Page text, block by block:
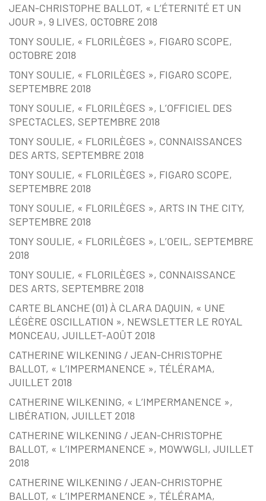
JEAN-CHRISTOPHE BALLOT, « L’ÉTERNITÉ ET UN
JOUR », 9 LIVES, OCTOBRE 2018
TONY SOULIE, « FLORILÈGES », FIGARO SCOPE,
OCTOBRE 2018
TONY SOULIE, « FLORILÈGES », FIGARO SCOPE,
SEPTEMBRE 2018
TONY SOULIE, « FLORILÈGES », L’OFFICIEL DES
SPECTACLES, SEPTEMBRE 2018
TONY SOULIE, « FLORILÈGES », CONNAISSANCES
DES ARTS, SEPTEMBRE 2018
TONY SOULIE, « FLORILÈGES », FIGARO SCOPE,
SEPTEMBRE 2018
TONY SOULIE, « FLORILÈGES », ARTS IN THE CITY,
SEPTEMBRE 2018
TONY SOULIE, « FLORILÈGES », L’OEIL, SEPTEMBRE
2018
TONY SOULIE, « FLORILÈGES », CONNAISSANCE
DES ARTS, SEPTEMBRE 2018
CARTE BLANCHE (01) À CLARA DAQUIN, « UNE
LÉGÈRE OSCILLATION », NEWSLETTER LE ROYAL
MONCEAU, JUILLET-AOÛT 2018
CATHERINE WILKENING / JEAN-CHRISTOPHE
BALLOT, « L’IMPERMANENCE », TÉLÉRAMA,
JUILLET 2018
CATHERINE WILKENING, « L’IMPERMANENCE »,
LIBÉRATION, JUILLET 2018
CATHERINE WILKENING / JEAN-CHRISTOPHE
BALLOT, « L’IMPERMANENCE », MOWWGLI, JUILLET
2018
CATHERINE WILKENING / JEAN-CHRISTOPHE
BALLOT, « L’IMPERMANENCE », TÉLÉRAMA,